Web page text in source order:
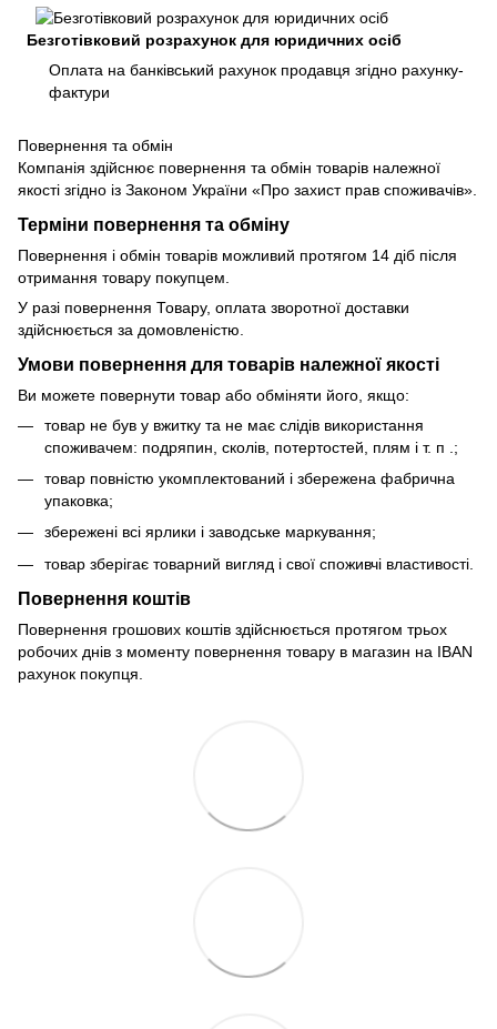
Безготівковий розрахунок для юридичних осіб
Оплата на банківський рахунок продавця згідно рахунку-
фактури
Повернення та обмін
Компанія здійснює повернення та обмін товарів належної
якості згідно із Законом України «Про захист прав споживачів».
Терміни повернення та обміну
Повернення і обмін товарів можливий протягом 14 діб після
отримання товару покупцем.
У разі повернення Товару, оплата зворотної доставки
здійснюється за домовленістю.
Умови повернення для товарів належної якості
Ви можете повернути товар або обміняти його, якщо:
товар не був у вжитку та не має слідів використання
споживачем: подряпин, сколів, потертостей, плям і т. п .;
товар повністю укомплектований і збережена фабрична
упаковка;
збережені всі ярлики і заводське маркування;
товар зберігає товарний вигляд і свої споживчі властивості.
Повернення коштів
Повернення грошових коштів здійснюється протягом трьох
робочих днів з моменту повернення товару в магазин на IBAN
рахунок покупця.